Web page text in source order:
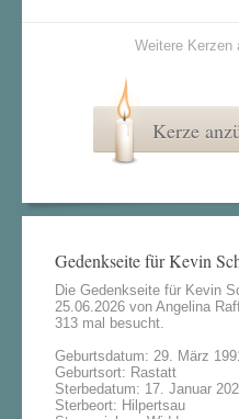
Weitere Kerzen
Kerze
Gedenkseite für Kevin
Die Gedenkseite für Kevin
25.06.2026 von Angelina
313 mal besucht.
Geburtsdatum: 29. März
Geburtsort: Rastatt
Sterbedatum: 17. Januar
Sterbeort: Hilpertsau